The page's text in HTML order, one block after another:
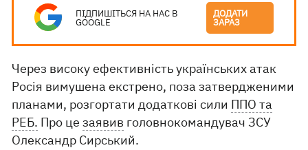
ПІДПИШІТЬСЯ НА НАС В
GOOGLE
ДОДАТИ
ЗАРАЗ
Через високу ефективність українських атак
Росія вимушена екстрено, поза затвердженими
планами, розгортати додаткові сили ППО та
РЕБ. Про цезаявив головнокомандувач ЗСУ
Олександр Сирський.